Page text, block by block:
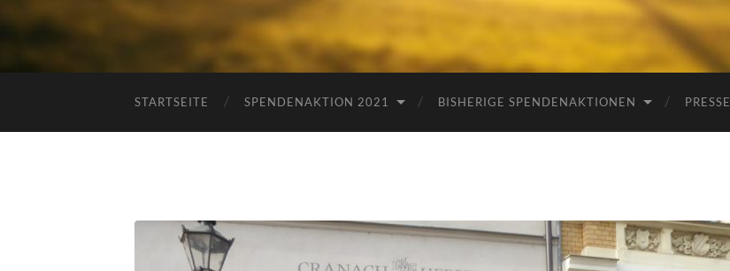
STARTSEITE SPENDENAKTION 2021 BISHERIGE SPENDENAKTIONEN PRESSE